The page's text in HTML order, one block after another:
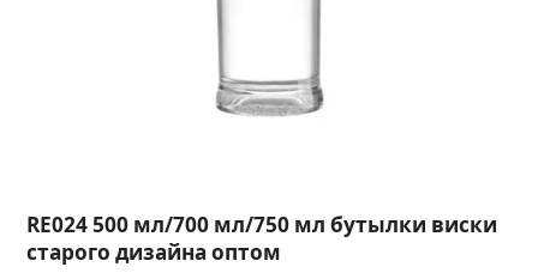
RE024 500 мл/700 мл/750 мл бутылки виски
старого дизайна оптом